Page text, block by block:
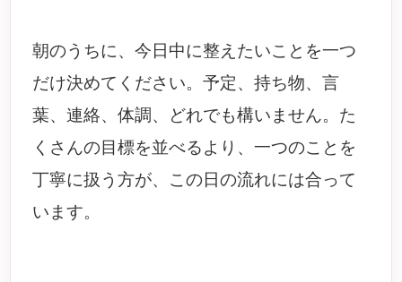
朝のうちに、今日中に整えたいことを一つ
だけ決めてください。予定、持ち物、言
葉、連絡、体調、どれでも構いません。た
くさんの目標を並べるより、一つのことを
丁寧に扱う方が、この日の流れには合って
います。